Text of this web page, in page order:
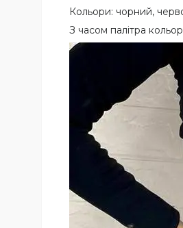
Кольори: чорний,
З часом палітра